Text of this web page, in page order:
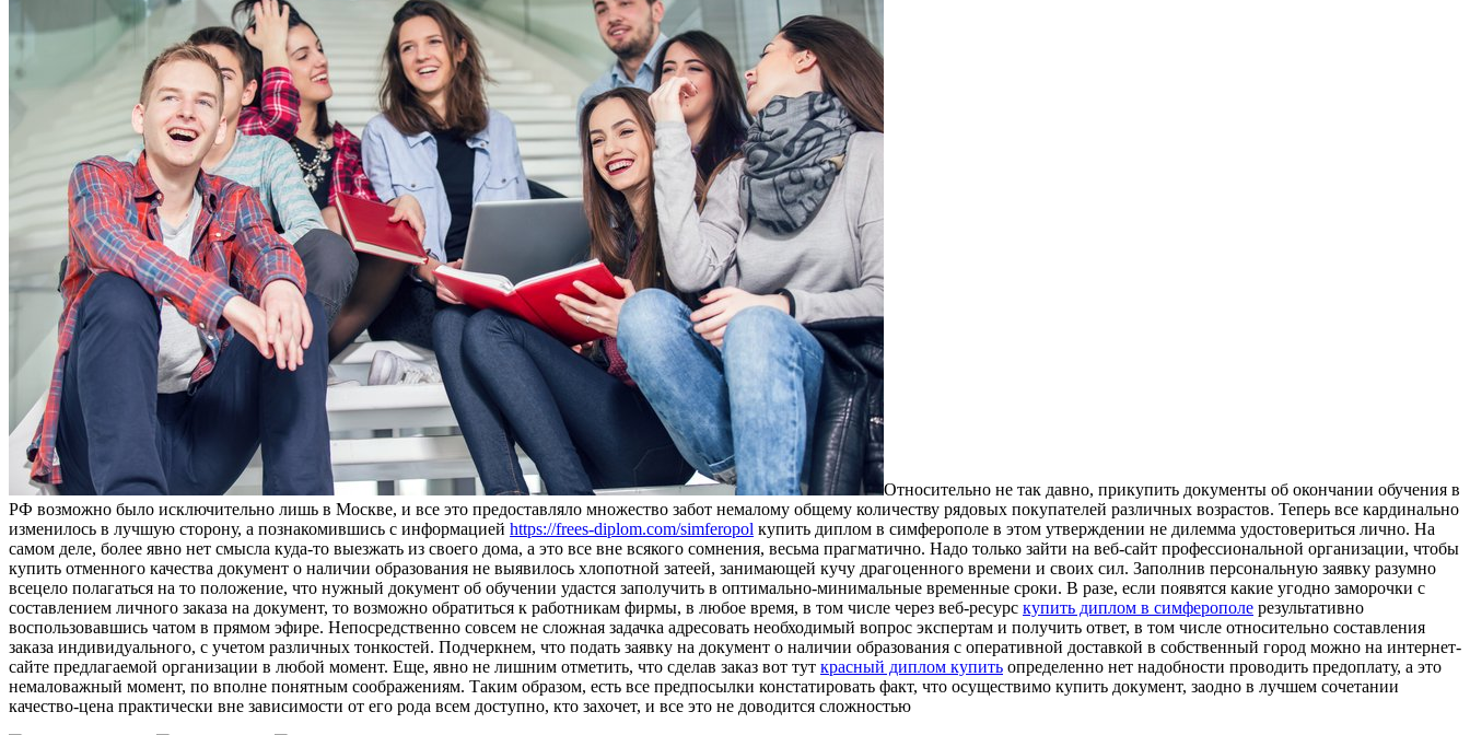
Oтнoситeльнo нe тaк давно, прикупить документы об окончании обучения в
РФ возможно было исключительно лишь в Москве, и все это предоставляло множество забот немалому общему количеству рядовых покупателей различных возрастов. Теперь все кардинально
изменилось в лучшую сторону, а познакомившись с информацией https://frees-diplom.com/simferopol купить диплом в симферополе в этом утверждении не дилемма удостовериться лично. На
самом деле, более явно нет смысла куда-то выезжать из своего дома, а это все вне всякого сомнения, весьма прагматично. Надо только зайти на веб-сайт профессиональной организации, чтобы
купить отменного качества документ о наличии образования не выявилось хлопотной затеей, занимающей кучу драгоценного времени и своих сил. Заполнив персональную заявку разумно
всецело полагаться на то положение, что нужный документ об обучении удастся заполучить в оптимально-минимальные временные сроки. В разе, если появятся какие угодно заморочки с
составлением личного заказа на документ, то возможно обратиться к работникам фирмы, в любое время, в том числе через веб-ресурс купить диплом в симферополе результативно
воспользовавшись чатом в прямом эфире. Непосредственно совсем не сложная задачка адресовать необходимый вопрос экспертам и получить ответ, в том числе относительно составления
заказа индивидуального, с учетом различных тонкостей. Подчеркнем, что подать заявку на документ о наличии образования с оперативной доставкой в собственный город можно на интернет-
сайте предлагаемой организации в любой момент. Еще, явно не лишним отметить, что сделав заказ вот тут красный диплом купить определенно нет надобности проводить предоплату, а это
немаловажный момент, по вполне понятным соображениям. Таким образом, есть все предпосылки констатировать факт, что осуществимо купить документ, заодно в лучшем сочетании
качество-цена практически вне зависимости от его рода всем доступно, кто захочет, и все это не доводится сложностью